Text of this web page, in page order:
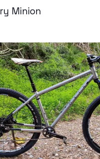
Minion